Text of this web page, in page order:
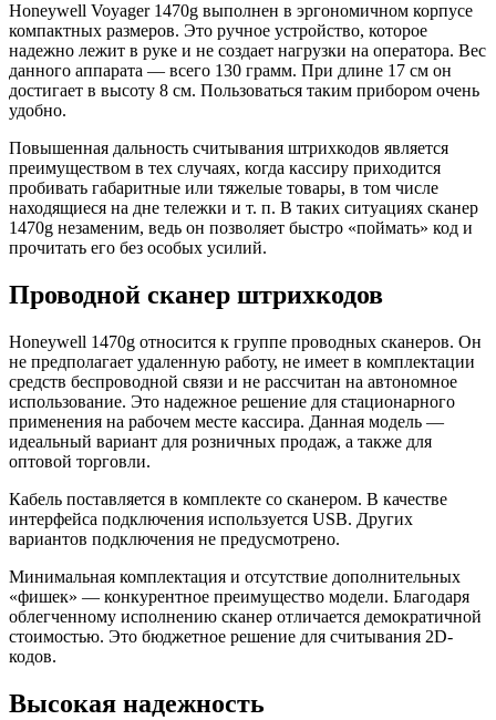
Honeywell Voyager 1470g выполнен в эргономичном корпусе
компактных размеров. Это ручное устройство, которое
надежно лежит в руке и не создает нагрузки на оператора. Вес
данного аппарата — всего 130 грамм. При длине 17 см он
достигает в высоту 8 см. Пользоваться таким прибором очень
удобно.
Повышенная дальность считывания штрихкодов является
преимуществом в тех случаях, когда кассиру приходится
пробивать габаритные или тяжелые товары, в том числе
находящиеся на дне тележки и т. п. В таких ситуациях сканер
1470g незаменим, ведь он позволяет быстро «поймать» код и
прочитать его без особых усилий.
Проводной сканер штрихкодов
Honeywell 1470g относится к группе проводных сканеров. Он
не предполагает удаленную работу, не имеет в комплектации
средств беспроводной связи и не рассчитан на автономное
использование. Это надежное решение для стационарного
применения на рабочем месте кассира. Данная модель —
идеальный вариант для розничных продаж, а также для
оптовой торговли.
Кабель поставляется в комплекте со сканером. В качестве
интерфейса подключения используется USB. Других
вариантов подключения не предусмотрено.
Минимальная комплектация и отсутствие дополнительных
«фишек» — конкурентное преимущество модели. Благодаря
облегченному исполнению сканер отличается демократичной
стоимостью. Это бюджетное решение для считывания 2D-
кодов.
Высокая надежность